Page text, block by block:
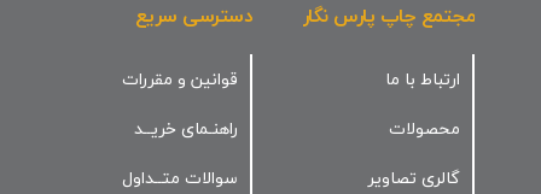
مجتمع چاپ پارس نگار دسترسی سریع
ارتباط با ما
محصولات
گالری تصاویر
قوانین و مقررات
راهنـمای خریــد
سوالات متــداول